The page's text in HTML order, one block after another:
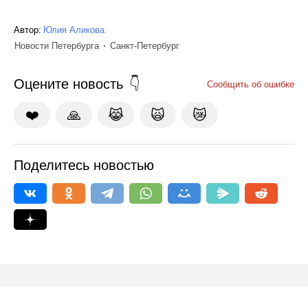
Автор: Юлия Аликова
Новости Петербурга
Санкт-Петербург
Оцените новость Сообщить об ошибке
❤️ 🙏 😹 🙀 😿
Поделитесь новостью